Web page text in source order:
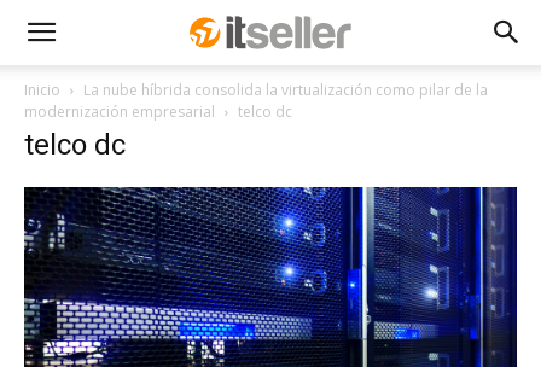
Inicio
La nube híbrida consolida la virtualización como pilar de la
modernización empresarial
telco dc
telco dc